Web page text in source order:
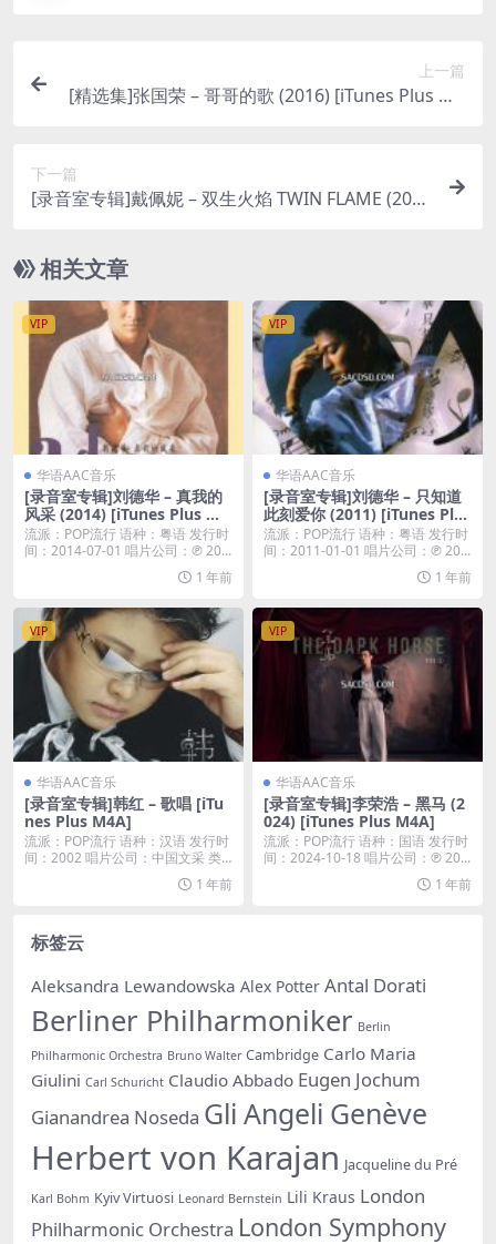
上一篇
[精选集]张国荣 – 哥哥的歌 (2016) [iTunes Plus M4
下一篇
[录音室专辑]戴佩妮 – 双生火焰 TWIN FLAME (202
相关文章
VIP
华语AAC音乐
[录音室专辑]刘德华 – 真我的
风采 (2014) [iTunes Plus M4
A]
流派：POP流行 语种：粤语 发行时
间：2014-07-01 唱片公司：℗ 20...
1 年前
VIP
华语AAC音乐
[录音室专辑]刘德华 – 只知道
此刻爱你 (2011) [iTunes Plus
M4A]
流派：POP流行 语种：粤语 发行时
间：2011-01-01 唱片公司：℗ 20...
1 年前
VIP
华语AAC音乐
[录音室专辑]韩红 – 歌唱 [iTu
nes Plus M4A]
流派：POP流行 语种：汉语 发行时
间：2002 唱片公司：中国文采 类
1 年前
VIP
华语AAC音乐
[录音室专辑]李荣浩 – 黑马 (2
024) [iTunes Plus M4A]
流派：POP流行 语种：国语 发行时
间：2024-10-18 唱片公司：℗ 20...
1 年前
标签云
Aleksandra Lewandowska Alex Potter Antal Dorati
Berliner Philharmoniker Berlin
Philharmonic Orchestra Bruno Walter Cambridge Carlo Maria
Giulini Carl Schuricht Claudio Abbado Eugen Jochum
Gianandrea Noseda Gli Angeli Genève
Herbert von Karajan Jacqueline du Pré
Karl Bohm Kyiv Virtuosi Leonard Bernstein Lili Kraus London
Philharmonic Orchestra London Symphony